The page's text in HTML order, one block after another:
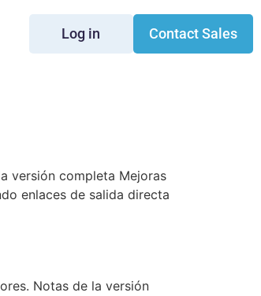
Log in Contact Sales
versión completa Mejoras
enlaces de salida directa
Notas de la versión